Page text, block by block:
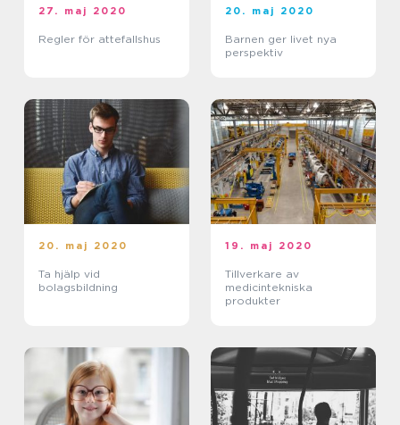
27. maj 2020
Regler för attefallshus
20. maj 2020
Barnen ger livet nya
perspektiv
20. maj 2020
Ta hjälp vid
bolagsbildning
19. maj 2020
Tillverkare av
medicintekniska
produkter